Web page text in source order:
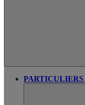
PARTICULIERS